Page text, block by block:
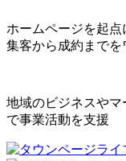
ホームページを起点
集客から成約まで
地域のビジネスや
で事業活動を支援